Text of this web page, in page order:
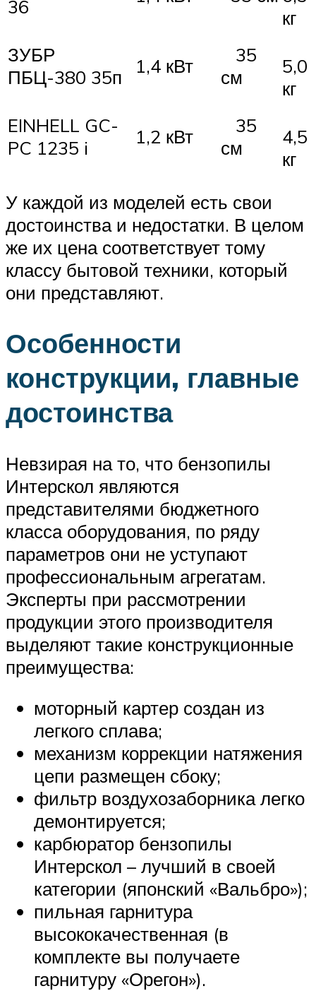
36
кг
ЗУБР
ПБЦ-380 35п
1,4 кВт
35
см
5,0
кг
EINHELL GC-
PC 1235 i
1,2 кВт
35
см
4,5
кг
У каждой из моделей есть свои
достоинства и недостатки. В целом
же их цена соответствует тому
классу бытовой техники, который
они представляют.
Особенности
конструкции, главные
достоинства
Невзирая на то, что бензопилы
Интерскол являются
представителями бюджетного
класса оборудования, по ряду
параметров они не уступают
профессиональным агрегатам.
Эксперты при рассмотрении
продукции этого производителя
выделяют такие конструкционные
преимущества:
моторный картер создан из
легкого сплава;
механизм коррекции натяжения
цепи размещен сбоку;
фильтр воздухозаборника легко
демонтируется;
карбюратор бензопилы
Интерскол – лучший в своей
категории (японский «Вальбро»);
пильная гарнитура
высококачественная (в
комплекте вы получаете
гарнитуру «Орегон»).